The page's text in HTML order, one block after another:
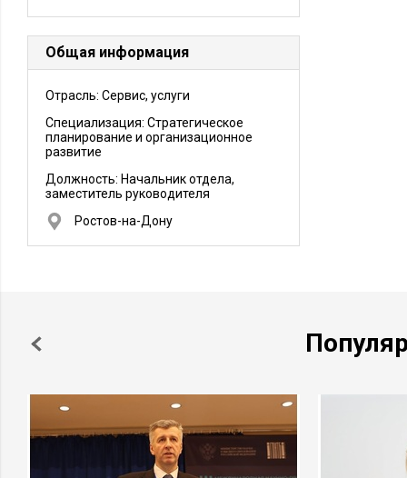
Общая информация
Отрасль: Сервис, услуги
Специализация: Стратегическое
планирование и организационное
развитие
Должность: Начальник отдела,
заместитель руководителя
Ростов-на-Дону